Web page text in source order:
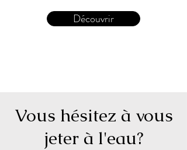
Découvrir
Vous hésitez à vous
jeter à l'eau?